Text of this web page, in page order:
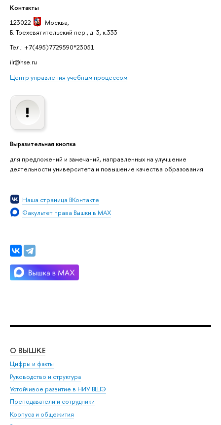
Контакты
123022
Москва,
Б. Трехсвятительский пер., д. 3, к.333
Тел.: +7(495)7729590*23051
ilr@hse.ru
Центр управления учебным процессом
Выразительная кнопка
для предложений и замечаний, направленных на улучшение
деятельности университета и повышение качества образования
Наша страница ВКонтакте
Факультет права Вышки в MAX
О ВЫШКЕ
Цифры и факты
Руководство и структура
Устойчивое развитие в НИУ ВШЭ
Преподаватели и сотрудники
Корпуса и общежития